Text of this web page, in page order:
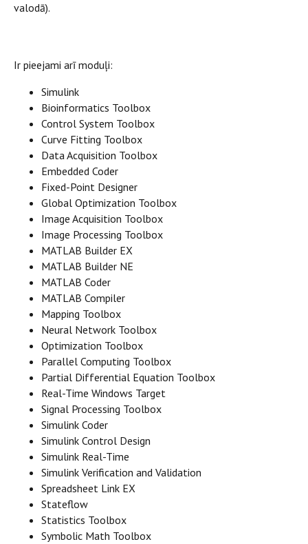
valodā).
Ir pieejami arī moduļi:
Simulink
Bioinformatics Toolbox
Control System Toolbox
Curve Fitting Toolbox
Data Acquisition Toolbox
Embedded Coder
Fixed-Point Designer
Global Optimization Toolbox
Image Acquisition Toolbox
Image Processing Toolbox
MATLAB Builder EX
MATLAB Builder NE
MATLAB Coder
MATLAB Compiler
Mapping Toolbox
Neural Network Toolbox
Optimization Toolbox
Parallel Computing Toolbox
Partial Differential Equation Toolbox
Real-Time Windows Target
Signal Processing Toolbox
Simulink Coder
Simulink Control Design
Simulink Real-Time
Simulink Verification and Validation
Spreadsheet Link EX
Stateflow
Statistics Toolbox
Symbolic Math Toolbox